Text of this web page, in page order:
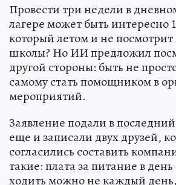
Провести три недели в
лагере может быть интересно
который летом и не посмотрит
школы? Но ИИ предложил
другой стороны: быть не
самому стать помощником в
мероприятий.
Заявление подали в
еще и записали двух друзей,
согласились составить
такие: плата за питание в
ходить можно не каждый